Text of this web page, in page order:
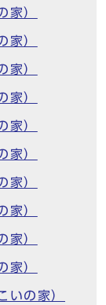
家）
家）
家）
家）
家）
家）
家）
家）
家）
家）
いの家）